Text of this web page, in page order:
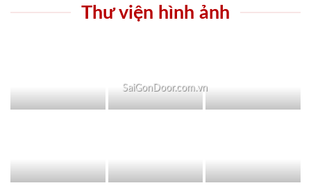
Thư viện hình ảnh
SaiGonDoor.com.vn